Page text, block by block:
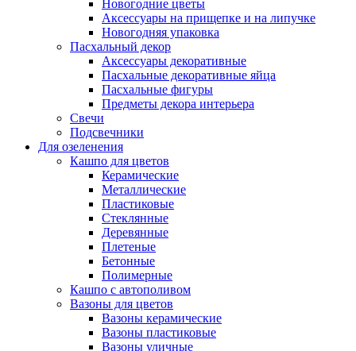
Новогодние цветы
Аксессуары на прищепке и на липучке
Новогодняя упаковка
Пасхальный декор
Аксессуары декоративные
Пасхальные декоративные яйца
Пасхальные фигуры
Предметы декора интерьера
Свечи
Подсвечники
Для озеленения
Кашпо для цветов
Керамические
Металлические
Пластиковые
Стеклянные
Деревянные
Плетеные
Бетонные
Полимерные
Кашпо с автополивом
Вазоны для цветов
Вазоны керамические
Вазоны пластиковые
Вазоны уличные